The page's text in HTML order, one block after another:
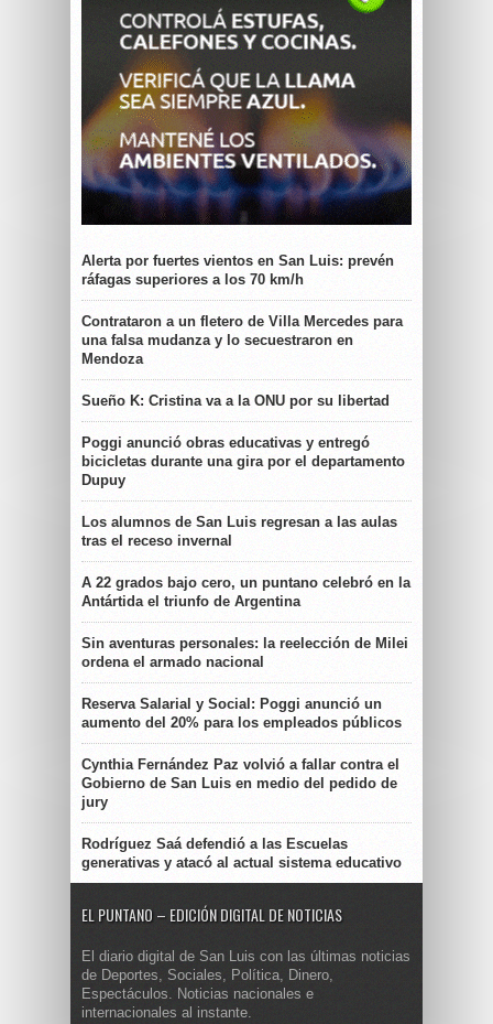
Alerta por fuertes vientos en San Luis: prevén
ráfagas superiores a los 70 km/h
Contrataron a un fletero de Villa Mercedes para
una falsa mudanza y lo secuestraron en
Mendoza
Sueño K: Cristina va a la ONU por su libertad
Poggi anunció obras educativas y entregó
bicicletas durante una gira por el departamento
Dupuy
Los alumnos de San Luis regresan a las aulas
tras el receso invernal
A 22 grados bajo cero, un puntano celebró en la
Antártida el triunfo de Argentina
Sin aventuras personales: la reelección de Milei
ordena el armado nacional
Reserva Salarial y Social: Poggi anunció un
aumento del 20% para los empleados públicos
Cynthia Fernández Paz volvió a fallar contra el
Gobierno de San Luis en medio del pedido de
jury
Rodríguez Saá defendió a las Escuelas
generativas y atacó al actual sistema educativo
EL PUNTANO – EDICIÓN DIGITAL DE NOTICIAS
El diario digital de San Luis con las últimas noticias
de Deportes, Sociales, Política, Dinero,
Espectáculos. Noticias nacionales e
internacionales al instante.